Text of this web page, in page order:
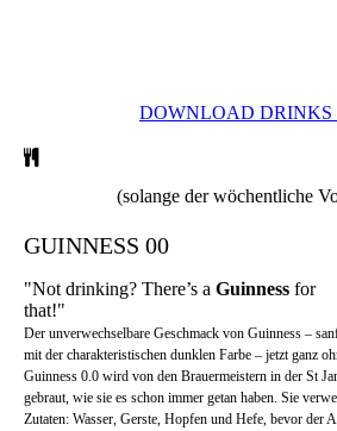
DOWNLOAD DRINKS
(solange der wöchentliche
GUINNESS 00
"Not drinking? There’s a Guinness for
that!"
Der unverwechselbare Geschmack von Guinness –
mit der charakteristischen dunklen Farbe – jetzt ganz
Guinness 0.0 wird von den Brauermeistern in der St
gebraut, wie sie es schon immer getan haben. Sie
Zutaten: Wasser, Gerste, Hopfen und Hefe, bevor der